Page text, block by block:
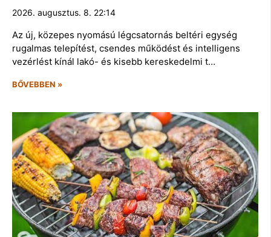
2026. augusztus. 8. 22:14
Az új, közepes nyomású légcsatornás beltéri egység
rugalmas telepítést, csendes működést és intelligens
vezérlést kínál lakó- és kisebb kereskedelmi t…
BŐVEBBEN »